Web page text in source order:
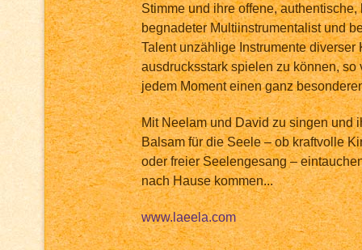
Stimme und ihre offene,
begnadeter Multiinstrumentalist und
Talent unzählige Instrumente
ausdrucksstark spielen zu können,
jedem Moment einen ganz
Mit Neelam und David zu singen und
Balsam für die Seele – ob kraftvolle
oder freier Seelengesang –
nach Hause kommen...
www.laeela.com